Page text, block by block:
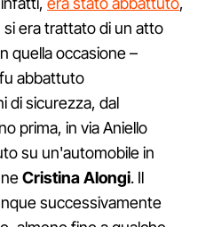
era trattato di un atto
quella occasione –
abbattuto
di sicurezza, dal
prima, in via Aniello
su un'automobile in
Cristina Alongi. Il
successivamente